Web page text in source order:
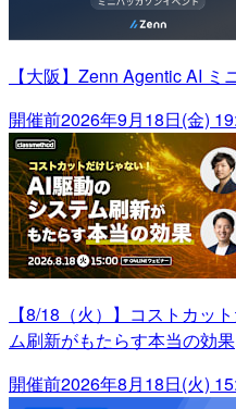
【大阪】Zenn Agentic AI
開催前2026年9月18日(金)
【8/18（火）】コストカッ
ム刷新がもたらす本当の効果
開催前2026年8月18日(火)